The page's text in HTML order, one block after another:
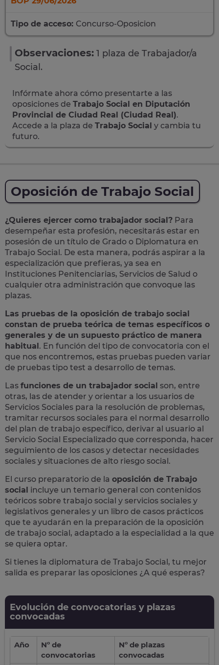
Tipo de acceso: Concurso-Oposicion
Observaciones: 1 plaza de Trabajador/a
Social.
Infórmate ahora cómo presentarte a las
oposiciones de Trabajo Social en Diputación
Provincial de Ciudad Real (Ciudad Real).
Accede a la plaza de Trabajo Social y cambia tu
futuro.
Oposición de Trabajo Social
¿Quieres ejercer como trabajador social? Para
desempeñar esta profesión, necesitarás estar en
posesión de un título de Grado o Diplomatura en
Trabajo Social. De esta manera, podrás aspirar a la
especialización que prefieras, ya sea en
Instituciones Penitenciarias, Servicios de Salud o
cualquier otra administración que convoque las
plazas.
Las pruebas de la oposición de trabajo social
constan de prueba teórica de temas específicos o
generales y de un supuesto práctico de manera
habitual. En función del tipo de convocatoria con el
que nos encontremos, estas pruebas pueden variar
de pruebas tipo test a desarrollo de temas.
Las funciones de un trabajador social son, entre
otras, las de atender y orientar a los usuarios de
Servicios Sociales para la resolución de problemas,
tramitar recursos sociales para el normal desarrollo
del plan de trabajo específico, derivar al usuario al
Servicio Social Especializado que corresponda, hacer
seguimiento de los casos y detectar necesidades
sociales y situaciones de alto riesgo social.
El curso preparatorio de la oposición de Trabajo
social incluye un temario general con contenidos
teóricos sobre trabajo social y servicios sociales y
legislativos generales y un libro de casos prácticos
que te ayudarán en la preparación de la oposición
de trabajo social, adaptado a la especialidad a la que
se quiera optar.
Si tienes la diplomatura de Trabajo Social, tu mejor
salida es preparar las oposiciones ¿A qué esperas?
Evolución de convocatorias y plazas
convocadas
Año
Nº de
convocatorias
Nº de plazas
convocadas